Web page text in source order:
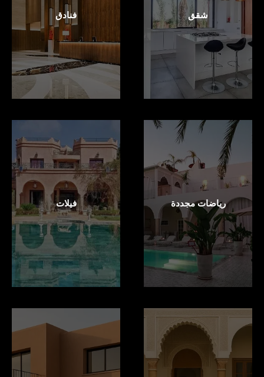
شقق فنادق
رياضات مجددة فيلات